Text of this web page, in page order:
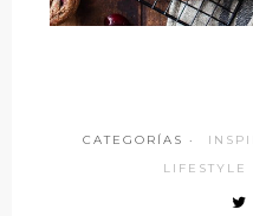
CATEGORÍAS ·
LIFESTYLE